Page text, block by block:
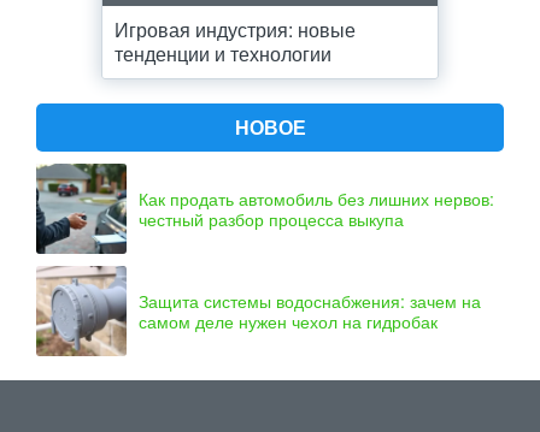
Игровая индустрия: новые
тенденции и технологии
НОВОЕ
Как продать автомобиль без лишних нервов:
честный разбор процесса выкупа
Защита системы водоснабжения: зачем на
самом деле нужен чехол на гидробак